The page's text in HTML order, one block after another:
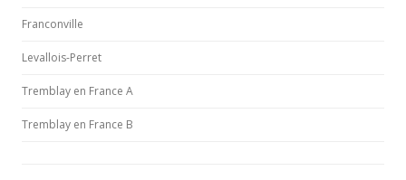
Franconville
Levallois-Perret
Tremblay en France A
Tremblay en France B